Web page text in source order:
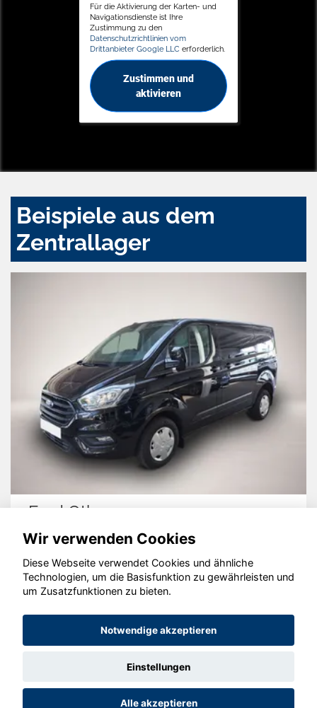
Für die Aktivierung der Karten- und
Navigationsdienste ist Ihre
Zustimmung zu den
Datenschutzrichtlinien vom
Drittanbieter Google LLC erforderlich.
Zustimmen und
aktivieren
Beispiele aus dem
Zentrallager
Ford Other
© konjunkturmotor.de GmbH 2020 - 2026
Wir verwenden Cookies
Diese Webseite verwendet Cookies und ähnliche
Technologien, um die Basisfunktion zu gewährleisten und
um Zusatzfunktionen zu bieten.
Notwendige akzeptieren
Einstellungen
Alle akzeptieren